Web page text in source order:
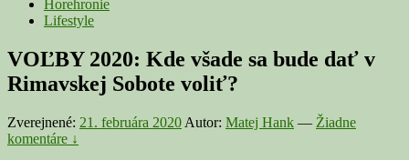
Horehronie
Lifestyle
VOĽBY 2020: Kde všade sa bude dať v
Rimavskej Sobote voliť?
Zverejnené: 21. februára 2020 Autor: Matej Hank — Žiadne
komentáre ↓